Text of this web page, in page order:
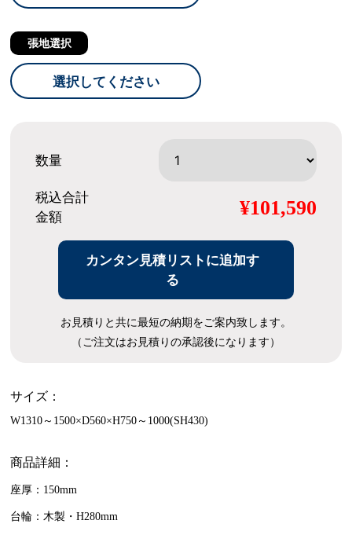
張地選択
選択してください
数量
税込合計
金額
¥101,590
カンタン見積リストに追加す
る
お見積りと共に最短の納期をご案内致します。
（ご注文はお見積りの承認後になります）
サイズ：
W1310～1500×D560×H750～1000(SH430)
商品詳細：
座厚：150mm
台輪：木製・H280mm